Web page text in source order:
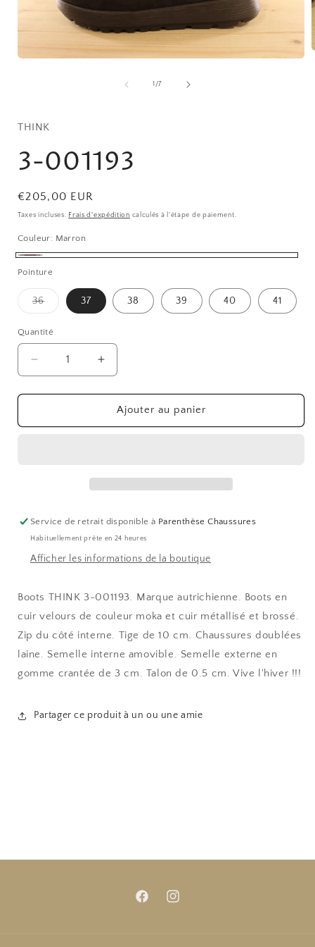
fenêtre
1/de
7
THINK
3-001193
Prix
habituel
€205,00 EUR
Taxes incluses. Frais d'expédition calculés à l'étape de paiement.
Couleur: Marron
Pointure
36Variante
épuisée
indisponible
37 38 39 40 41
Quantité
Réduire
la
quantité
3-
Augmenter
la
quantité
3-
Ajouter au panier
Service de retrait disponible à Parenthèse Chaussures
Habituellement prête en 24 heures
Afficher les informations de la boutique
Boots THINK 3-001193. Marque autrichienne. Boots en
cuir velours de couleur moka et cuir métallisé et brossé.
Zip du côté interne. Tige de 10 cm. Chaussures doublées
laine. Semelle interne amovible. Semelle externe en
gomme crantée de 3 cm. Talon de 0.5 cm. Vive l'hiver !!!
Partager ce produit à un ou une amie
FacebookInstagram